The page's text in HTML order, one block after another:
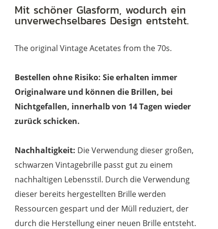
Menge
Mit schöner Glasform, wodurch ein
unverwechselbares Design entsteht.
The original Vintage Acetates from the 70s.
Bestellen ohne Risiko: Sie erhalten immer
Originalware und können die Brillen, bei
Nichtgefallen, innerhalb von 14 Tagen wieder
zurück schicken.
Nachhaltigkeit: Die Verwendung dieser großen,
schwarzen Vintagebrille passt gut zu einem
nachhaltigen Lebensstil. Durch die Verwendung
dieser bereits hergestellten Brille werden
Ressourcen gespart und der Müll reduziert, der
durch die Herstellung einer neuen Brille entsteht.